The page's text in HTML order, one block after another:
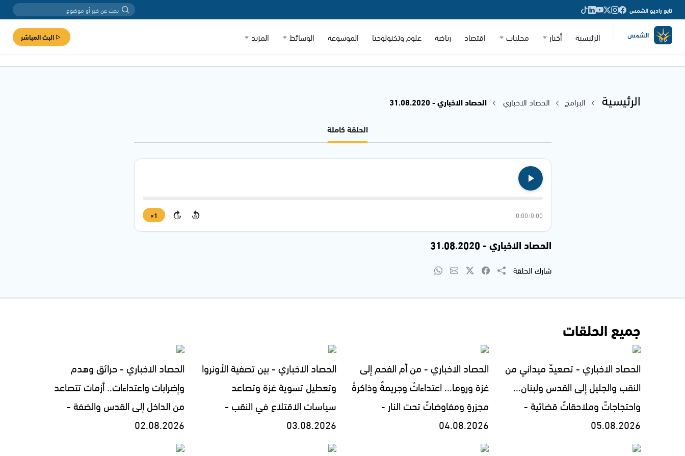
تابع راديو الشمس
الرئيسية أخبار محليات اقتصاد رياضة علوم وتكنولوجيا الموسوعة الوسائط المزيد البث المباشر
الرئيسية البرامج الحصاد الاخباري
الحصاد الاخباري - 31.08.2020
الحلقة كاملة
0:00
/
0:00
15
15
1×
الحصاد الاخباري - 31.08.2020
شارك الحلقة
جميع الحلقات
الحصاد الاخباري - تصعيدٌ ميداني من
النقب والجليل إلى القدس ولبنان...
واحتجاجاتٌ وملاحقاتٌ قضائية -
05.08.2026
الحصاد الاخباري - من أم الفحم إلى
غزة وروما... اعتداءاتٌ وجريمةٌ وذاكرةُ
مجزرةٍ ومفاوضاتٌ تحت النار -
04.08.2026
الحصاد الاخباري - بين تصفية الأونروا
وتعطيل تسوية غزة وتصاعد
سياسات الاقتلاع في النقب -
03.08.2026
الحصاد الاخباري - حرائق وهدم
وإضرابات واعتداءات.. أزمات تتصاعد
من الداخل إلى القدس والضفة -
02.08.2026